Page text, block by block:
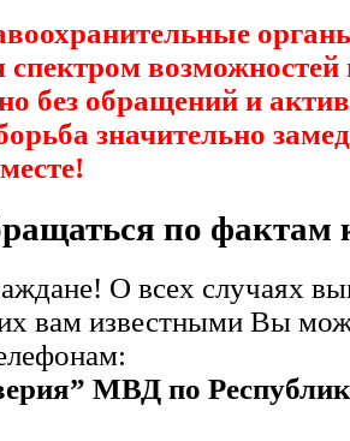
возможностей
без обращений и
значительно
по фактам
О всех случаях
вам известными Вы
МВД по